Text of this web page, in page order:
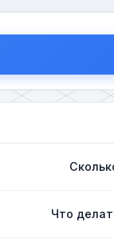
Что